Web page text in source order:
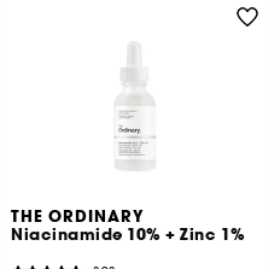
THE ORDINARY
Niacinamide 10% + Zinc 1%